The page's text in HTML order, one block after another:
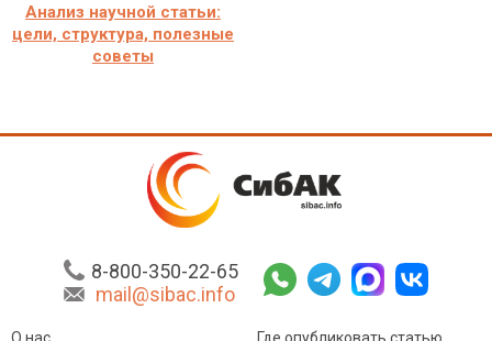
Анализ научной статьи:
цели, структура, полезные
советы
8-800-350-22-65
mail@sibac.info
О нас
Где опубликовать статью